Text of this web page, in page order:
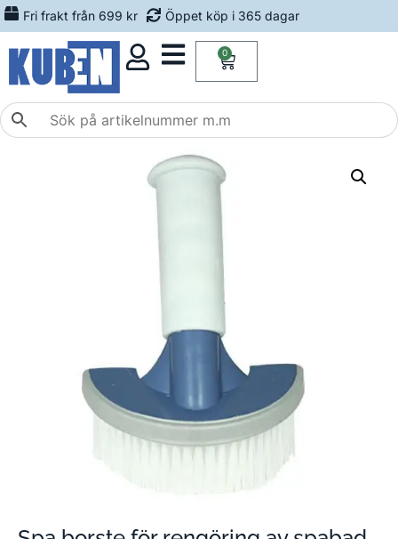
Fri frakt från 699 kr Öppet köp i 365 dagar
0